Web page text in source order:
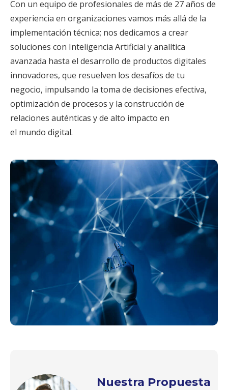
Con un equipo de profesionales de más de 27 años de
experiencia en organizaciones vamos más allá de la
implementación técnica; nos dedicamos a crear
soluciones con Inteligencia Artificial y analítica
avanzada hasta el desarrollo de productos digitales
innovadores, que resuelven los desafíos de tu
negocio, impulsando la toma de decisiones efectiva,
optimización de procesos y la construcción de
relaciones auténticas y de alto impacto en
el mundo digital.
Nuestra Propuesta